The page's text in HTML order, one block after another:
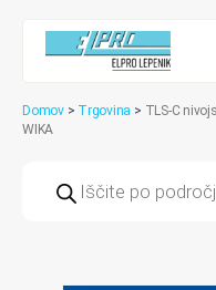
Domov > Trgovina > TLS-C
WIKA
search